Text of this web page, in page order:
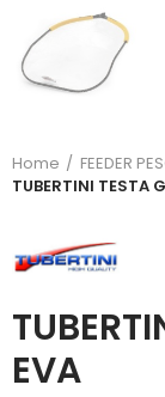
Home
FEEDER
TUBERTINI TESTA
EVA